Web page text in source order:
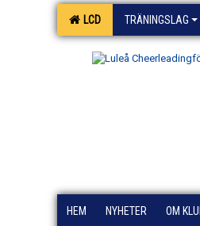
LCD TRÄNINGSLAG
HEM NYHETER OM